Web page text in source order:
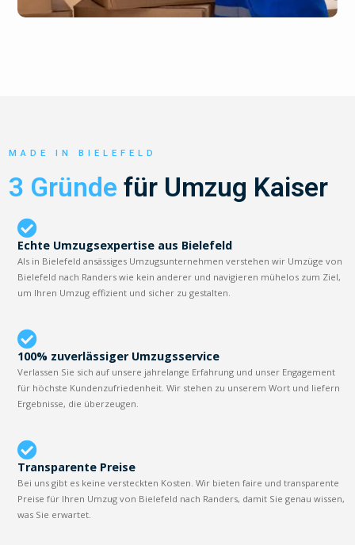
MADE IN BIELEFELD
3 Gründe für Umzug Kaiser
Echte Umzugsexpertise aus Bielefeld
Als in Bielefeld ansässiges Umzugsunternehmen verstehen wir Umzüge von
Bielefeld nach Randers wie kein anderer und navigieren mühelos zum Ziel,
um Ihren Umzug effizient und sicher zu gestalten.
100% zuverlässiger Umzugsservice
Verlassen Sie sich auf unsere jahrelange Erfahrung und unser Engagement
für höchste Kundenzufriedenheit. Wir stehen zu unserem Wort und liefern
Ergebnisse, die überzeugen.
Transparente Preise
Bei uns gibt es keine versteckten Kosten. Wir bieten faire und transparente
Preise für Ihren Umzug von Bielefeld nach Randers, damit Sie genau wissen,
was Sie erwartet.